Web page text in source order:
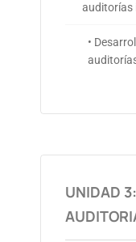
auditorías
•
UNIDAD